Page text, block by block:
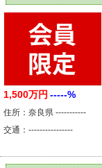
1,500万円 -----%
住所：奈良県 -----------
交通：----------------